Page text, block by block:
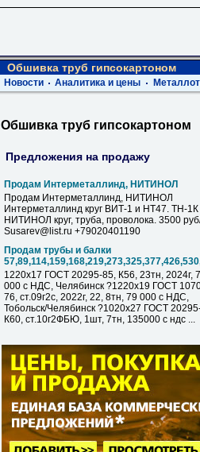
Обшивка труб гипсокартоном
Новости Аналитика и цены
Обшивка труб гипсокартоном
Предложения на продажу
Продам Интерметаллинд, НИТИНОЛ
Продам Интерметаллинд, НИТИНОЛ
Интерметаллинд круг ВИТ-1 и НТ47. ТН-1К
НИТИНОЛ круг, труба, проволока. 3500 руб/
Susarev@list.ru +79020401190
Продам трубы и балки
1220х17 ГОСТ 20295-85, К56, 23тн, 2024г,
000 с НДC, Челябинск ?1220х19 ГОСТ
76, ст.09г2с, 2022г, 22, 8тн, 79 000 с НДC,
Тобольск/Челябинск ?1020х27 ГОСТ
К60, ст.10г2ФБЮ, 1шт, 7тн, 135000 с ндс ...